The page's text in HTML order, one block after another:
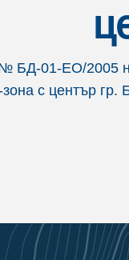
БД-01-ЕО/
с център